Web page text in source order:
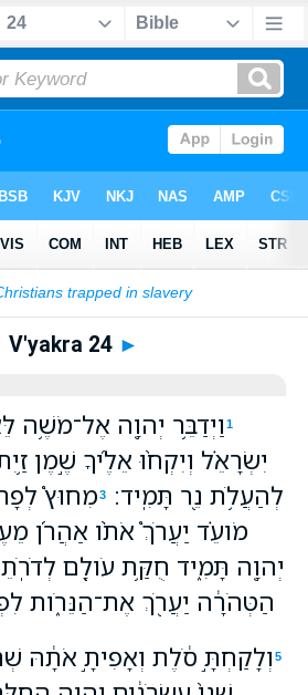
Bible>WLC> V'yakra 24
V'yakra 24 ►
1 וַיְדַבֵּ֥ר יְהוָ֖ה אֶל־מֹשֶׁ֥ה
יִשְׂרָאֵ֗ל וְיִקְח֨וּ אֵלֶ֜יךָ שֶׁ֣מֶן
לְהַעֲלֹ֥ת נֵ֖ר תָּמִֽיד׃
3מִחוּץ֩
מֹועֵ֗ד יַעֲרֹךְ֩ אֹתֹ֨ו אַהֲרֹ֜ן
יְהוָ֖ה תָּמִ֑יד חֻקַּ֥ת עֹולָ֖ם
הַטְּהֹרָ֔ה יַעֲרֹ֖ךְ אֶת־הַנֵּרֹ֑ות
5 וְלָקַחְתָּ֣ סֹ֔לֶת וְאָפִיתָ֣ אֹתָ֔הּ